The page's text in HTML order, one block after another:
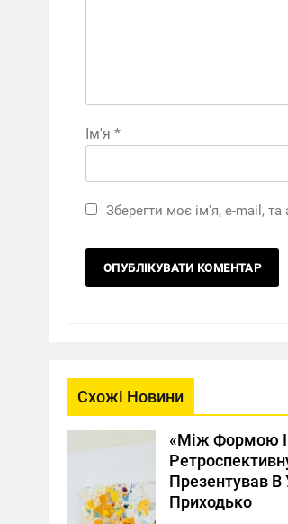
Ім'я *
Зберегти моє ім'я, e-mail,
Схожі Новини
«Між Формою
Презентував В
Приходько